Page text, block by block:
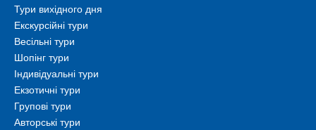
Тури вихідного дня
Екскурсійні тури
Весільні тури
Шопінг тури
Індивідуальні тури
Екзотичні тури
Групові тури
Авторські тури